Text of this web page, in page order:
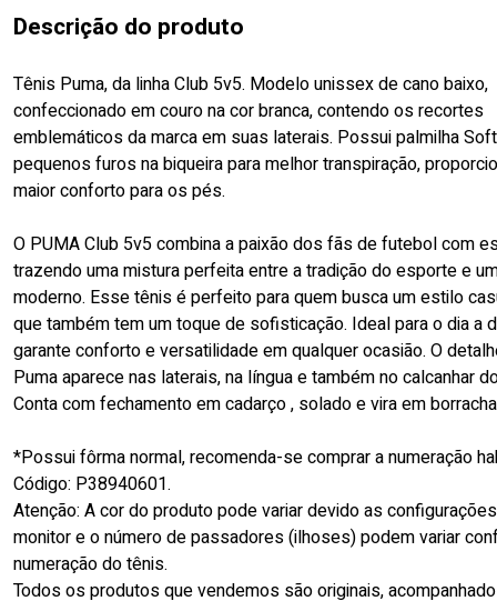
Descrição do produto
Tênis Puma, da linha Club 5v5. Modelo unissex de cano baixo,
confeccionado em couro na cor branca, contendo os recortes
emblemáticos da marca em suas laterais. Possui palmilha
pequenos furos na biqueira para melhor transpiração,
maior conforto para os pés.
O PUMA Club 5v5 combina a paixão dos fãs de futebol com
trazendo uma mistura perfeita entre a tradição do esporte e
moderno. Esse tênis é perfeito para quem busca um estilo
que também tem um toque de sofisticação. Ideal para o dia a
garante conforto e versatilidade em qualquer ocasião. O
Puma aparece nas laterais, na língua e também no calcanhar
Conta com fechamento em cadarço , solado e vira em
*Possui fôrma normal, recomenda-se comprar a numeração
Código: P38940601.
Atenção: A cor do produto pode variar devido as
monitor e o número de passadores (ilhoses) podem variar
numeração do tênis.
Todos os produtos que vendemos são originais,